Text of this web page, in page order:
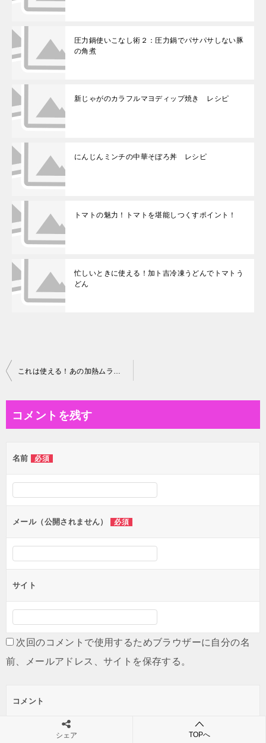
圧力鍋使いこなし術２：圧力鍋でパサパサしない豚
の角煮
新じゃがのカラフルマヨディップ焼き レシピ
にんじんミンチの中華そぼろ丼 レシピ
トマトの魅力！トマトを堪能しつくすポイント！
忙しいときに使える！加ト吉冷凍うどんでトマトう
どん
投
ビ
ー
シ
ョ
ン
コメントを残す
名前 必須
メール（公開されません） 必須
サイト
次回のコメントで使用するためブラウザーに自分の名
前、メールアドレス、サイトを保存する。
コメント
シェア TOPへ